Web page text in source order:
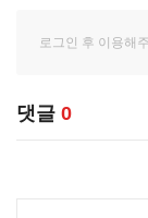
댓글 0